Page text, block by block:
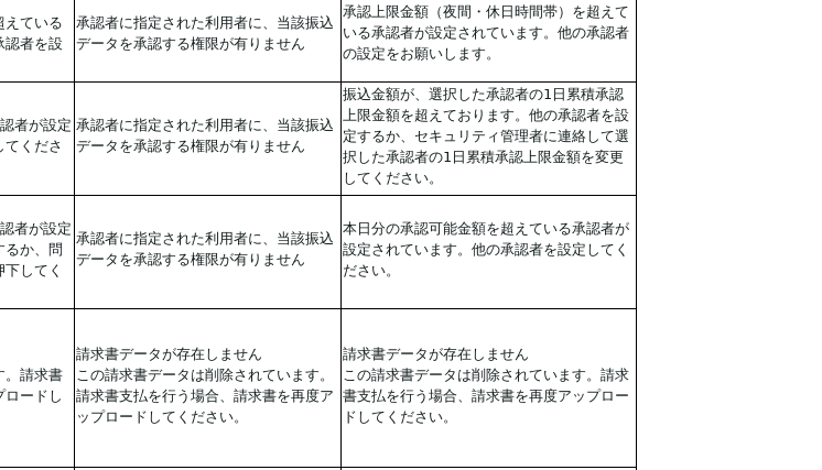
えている
認者を設
承認者に指定された利用者に、当該振込
データを承認する権限が有りません
承認上限金額（夜間・休日時間帯）を超えて
いる承認者が設定されています。他の承認者
の設定をお願いします。
者が設定
てくださ
承認者に指定された利用者に、当該振込
データを承認する権限が有りません
振込金額が、選択した承認者の1日累積承認
上限金額を超えております。他の承認者を設
定するか、セキュリティ管理者に連絡して選
択した承認者の1日累積承認上限金額を変更
してください。
者が設定
るか、問
してく
承認者に指定された利用者に、当該振込
データを承認する権限が有りません
本日分の承認可能金額を超えている承認者が
設定されています。他の承認者を設定してく
ださい。
。請求書
ロードし
請求書データが存在しません
この請求書データは削除されています。
請求書支払を行う場合、請求書を再度ア
ップロードしてください。
請求書データが存在しません
この請求書データは削除されています。請求
書支払を行う場合、請求書を再度アップロー
ドしてください。